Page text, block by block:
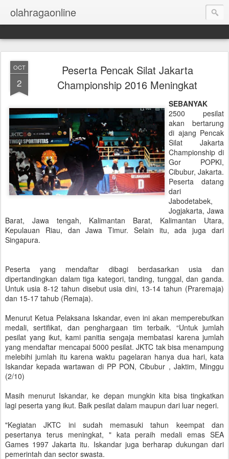
olahragaonline
OCT
2
Peserta Pencak Silat Jakarta
Championship 2016 Meningkat
SEBANYAK
2500 pesilat
akan bertarung
di ajang Pencak
Silat Jakarta
Championship di
Gor POPKI,
Cibubur, Jakarta.
Peserta datang
dari
Jabodetabek,
Jogjakarta, Jawa
Barat, Jawa tengah, Kalimantan Barat, Kalimantan Utara,
Kepulauan Riau, dan Jawa Timur. Selain itu, ada juga dari
Singapura.
Peserta yang mendaftar dibagi berdasarkan usia dan
dipertandingkan dalam tiga kategori, tanding, tunggal, dan ganda.
Untuk usia 8-12 tahun disebut usia dini, 13-14 tahun (Praremaja)
dan 15-17 tahub (Remaja).
Menurut Ketua Pelaksana Iskandar, even ini akan memperebutkan
medali, sertifikat, dan penghargaan tim terbaik. “Untuk jumlah
pesilat yang ikut, kami panitia sengaja membatasi karena jumlah
yang mendaftar mencapai 5000 pesilat. JKTC tak bisa menampung
melebihi jumlah itu karena waktu pagelaran hanya dua hari, kata
Iskandar kepada wartawan di PP PON, Cibubur , Jaktim, Minggu
(2/10)
Masih menurut Iskandar, ke depan mungkin kita bisa tingkatkan
lagi peserta yang ikut. Baik pesilat dalam maupun dari luar negeri.
"Kegiatan JKTC ini sudah memasuki tahun keempat dan
pesertanya terus meningkat, " kata peraih medali emas SEA
Games 1997 Jakarta itu. Iskandar juga berharap dukungan dari
pemerintah dan sector swasta.